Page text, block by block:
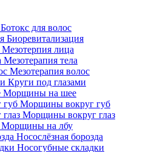
Ботокс для волос
Биоревитализация
Мезотерпия лица
Мезотерапия тела
Мезотерапия волос
Круги под глазами
Морщины на шее
Морщины вокруг губ
Морщины вокруг глаз
Морщины на лбу
Носослёзная борозда
Носогубные складки